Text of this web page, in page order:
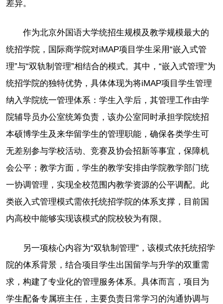
差异。
作为北京外国语大学统招生规模及教学规模最大的
统招学院，国际商学院对iMAP项目学生采用“嵌入式管
理”与“双轨制管理”相结合的模式。其中，“嵌入式管理”为
统招学院的独特优势，具体体现为将iMAP项目学生管理
纳入学院统一管理体系：学生入学后，其管理工作由学
院辅导员办公室统筹负责，该办公室同时承担学院统招
本硕博学生及来华留学生的管理职能，确保各类学生可
无差别参与学校活动、竞赛及协会招新等事宜，保障机
会公平；教学方面，学生的教学安排由学院教学部门统
一协调管理，实现全校范围内教学资源的公平调配。此
类嵌入式管理模式需依托统招学院的体系支撑，目前国
内高校中能够实现该模式的院校较为有限。
另一项核心内容为“双轨制管理”，该模式依托统招学
院的体系背景，结合项目学生出国留学与升学的双重需
求，构建了专业化的管理服务体系。具体而言，项目为
学生配备专属班主任，主要负责日常学习的沟通协调与